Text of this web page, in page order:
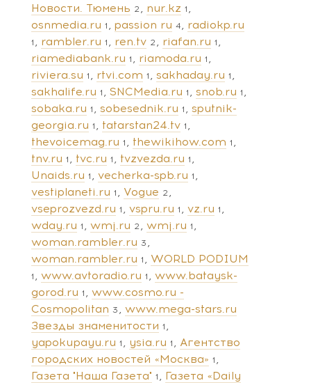
Новости. Тюмень 2 nur.kz 1
osnmedia.ru 1 passion ru 4 radiokp.ru
1 rambler.ru 1 ren.tv 2 riafan.ru 1
riamediabank.ru 1 riamoda.ru 1
riviera.su 1 rtvi.com 1 sakhaday.ru 1
sakhalife.ru 1 SNCMedia.ru 1 snob.ru 1
sobaka.ru 1 sobesednik.ru 1
sputnik-
georgia.ru 1 tatarstan24.tv 1
thevoicemag.ru 1 thewikihow.com 1
tnv.ru 1 tvc.ru 1 tvzvezda.ru 1
Unaids.ru 1 vecherka-spb.ru 1
vestiplaneti.ru 1 Vogue 2
vseprozvezd.ru 1 vspru.ru 1 vz.ru 1
wday.ru 1 wmj.ru 2 wmj.ru 1
woman.rambler.ru 3
woman.rambler.ru 1 WORLD PODIUM
1 www.avtoradio.ru 1
www.bataysk-
gorod.ru 1
www.cosmo.ru -
Cosmopolitan 3
www.mega-stars.ru
Звезды знаменитости 1
yapokupayu.ru 1 ysia.ru 1
Агентство
городских новостей «Москва» 1
Газета "Наша Газета" 1
Газета «Daily